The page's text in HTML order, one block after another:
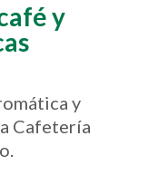
y
y
Cafetería